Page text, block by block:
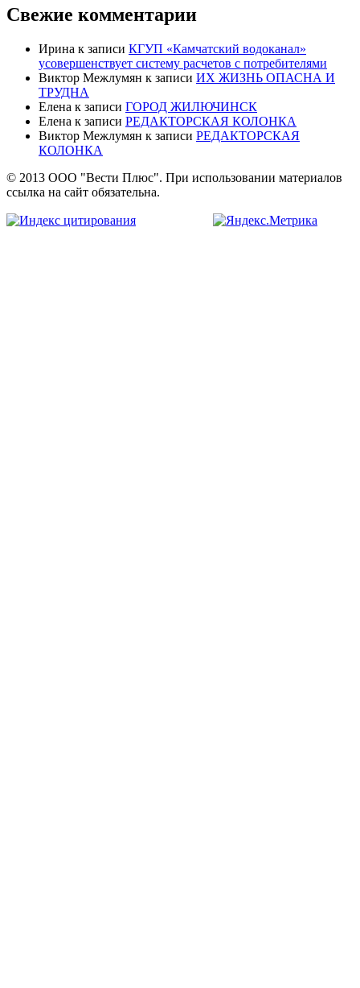
Свежие комментарии
Ирина к записи КГУП «Камчатский водоканал»
усовершенствует систему расчетов с потребителями
Виктор Межлумян к записи ИХ ЖИЗНЬ ОПАСНА И
ТРУДНА
Елена к записи ГОРОД ЖИЛЮЧИНСК
Елена к записи РЕДАКТОРСКАЯ КОЛОНКА
Виктор Межлумян к записи РЕДАКТОРСКАЯ
КОЛОНКА
© 2013 ООО "Вести Плюс". При использовании материалов
ссылка на сайт обязательна.